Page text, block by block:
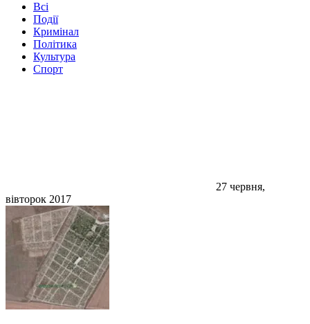
Всі
Події
Кримінал
Політика
Культура
Спорт
27 червня,
вівторок 2017